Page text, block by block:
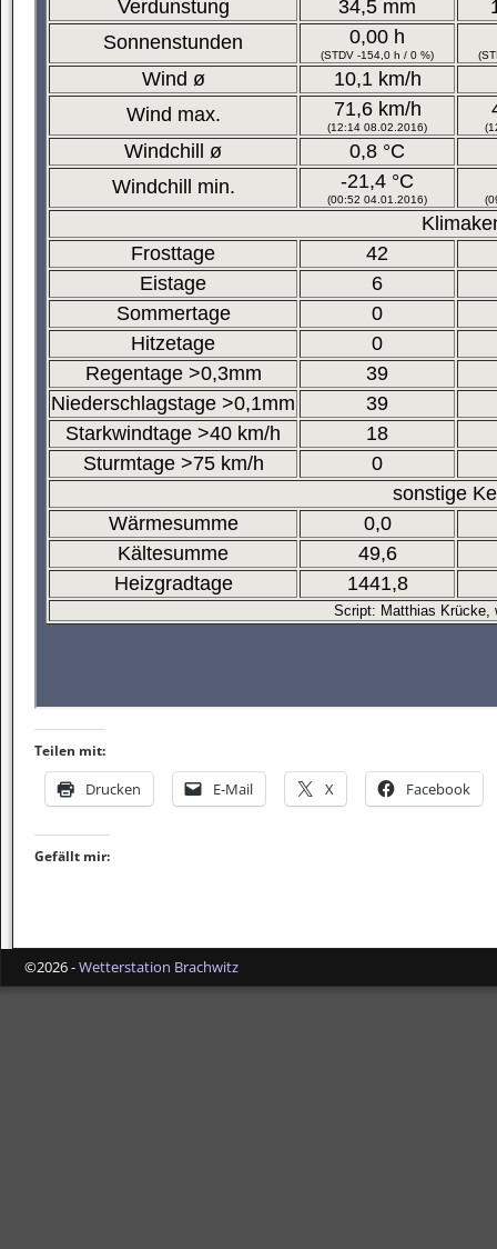
Teilen mit:
Drucken E-Mail X Facebook
Gefällt mir:
©2026 -Wetterstation Brachwitz